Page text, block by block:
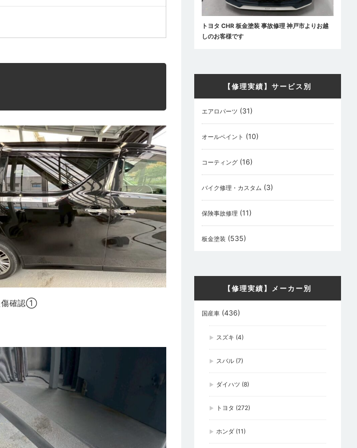
傷確認①
トヨタ CHR 板金塗装 事故修理 神戸市よりお越
しのお客様です
【修理実績】サービス別
エアロパーツ (31)
オールペイント (10)
コーティング(16)
バイク修理・カスタム (3)
保険事故修理 (11)
板金塗装 (535)
【修理実績】メーカー別
国産車(436)
スズキ (4)
スバル(7)
ダイハツ (8)
トヨタ (272)
ホンダ(11)